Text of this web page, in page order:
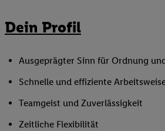
Dein Profil
Ausgeprägter Sinn für Ordnung
Schnelle und effiziente
Teamgeist und Zuverlässigkeit
Zeitliche Flexibilität